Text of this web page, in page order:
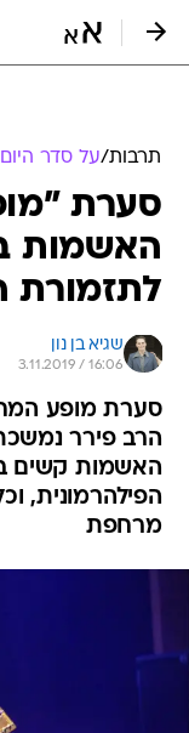
תרבות/על סדר היום
סערת
האשמות
לתזמורת
שגיא בן נון
3.11.2019 / 16:06
סערת מופע
הרב פירר
האשמות קשים
הפילהרמונית,
מרחפת